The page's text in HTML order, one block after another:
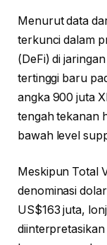
Menurut data
terkunci dalam
(DeFi) di
tertinggi baru
angka 900 juta
tengah tekanan
bawah level
Meskipun Total
denominasi
US$163 juta,